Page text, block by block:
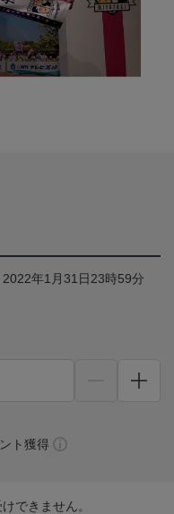
年1月31日23時59分
ト獲得
できません。